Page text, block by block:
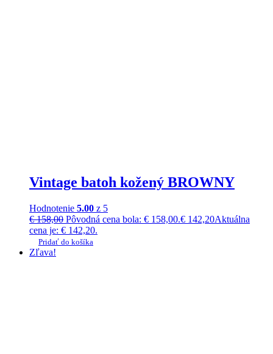
Vintage batoh kožený BROWNY
Hodnotenie 5.00 z 5
€158,00 Pôvodná cena bola: € 158,00.€ 142,20Aktuálna
cena je: € 142,20.
Pridať do košíka
Zľava!